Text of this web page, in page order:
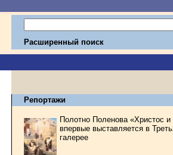
Расширенный поиск
Репортажи
Полотно Поленова «Христос и
впервые выставляется в
галерее